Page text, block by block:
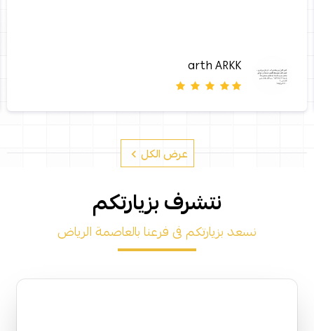
arth ARKK
عرض الكل
نتشرف بزيارتكم
نسعد بزيارتكم فى فرعنا بالعاصمة الرياض